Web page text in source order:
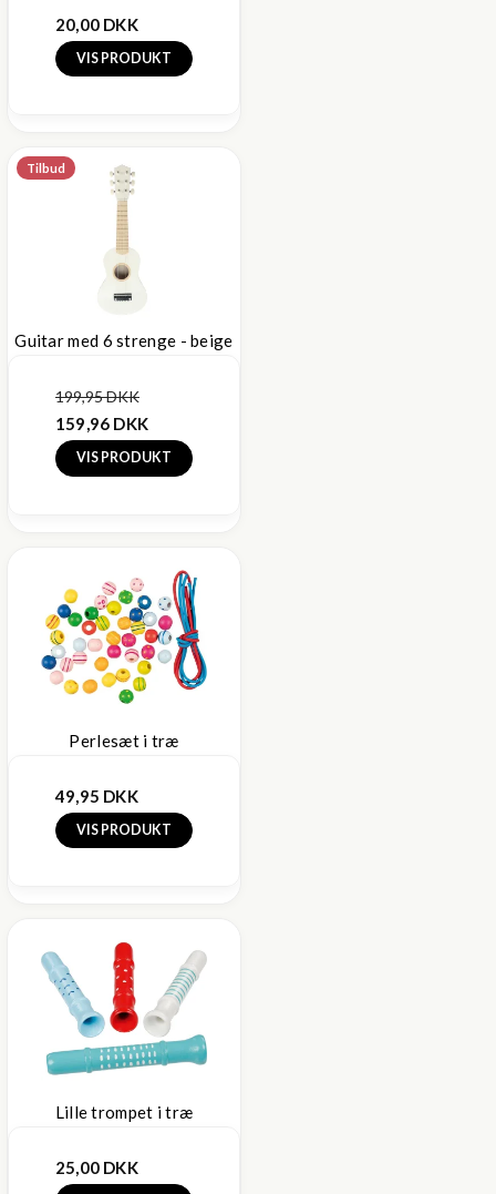
20,00 DKK
VIS PRODUKT
Tilbud
Guitar med 6 strenge - beige
199,95 DKK
159,96 DKK
VIS PRODUKT
Perlesæt i træ
49,95 DKK
VIS PRODUKT
Lille trompet i træ
25,00 DKK